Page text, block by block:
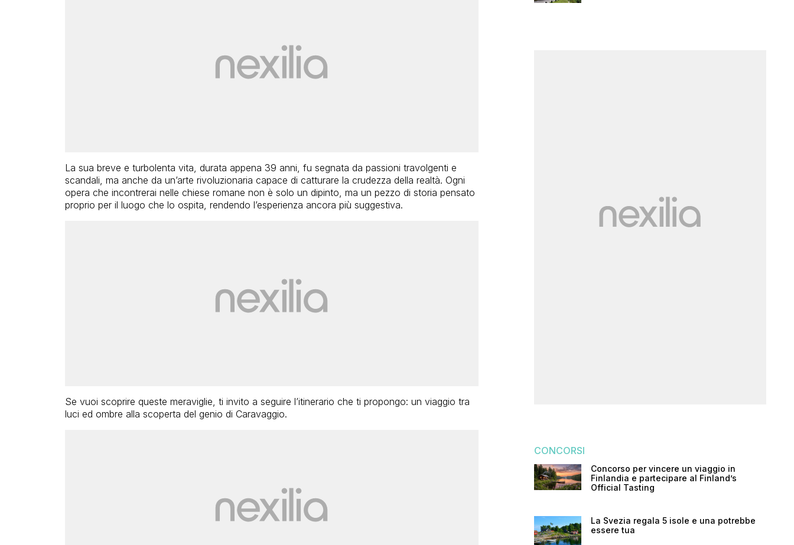
La sua breve e turbolenta vita, durata appena 39 anni, fu segnata da passioni travolgenti e
scandali, ma anche da un’arte rivoluzionaria capace di catturare la crudezza della realtà. Ogni
opera che incontrerai nelle chiese romane non è solo un dipinto, ma un pezzo di storia pensato
proprio per il luogo che lo ospita, rendendo l’esperienza ancora più suggestiva.
Se vuoi scoprire queste meraviglie, ti invito a seguire l’itinerario che ti propongo: un viaggio tra
luci ed ombre alla scoperta del genio di Caravaggio.
CONCORSI
Concorso per vincere un viaggio in
Finlandia e partecipare al Finland’s
Official Tasting
La Svezia regala 5 isole e una potrebbe
essere tua